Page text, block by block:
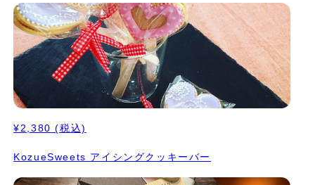
¥2,380 (税込)
KozueSweets アイシングクッキーバー